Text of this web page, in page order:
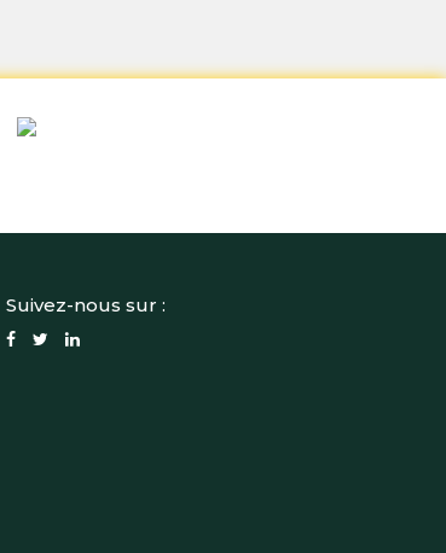
Suivez-nous sur :